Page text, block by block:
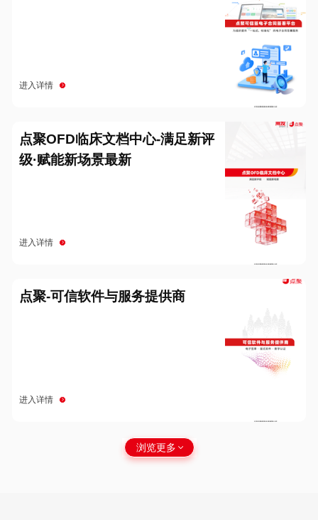
进入详情
点聚OFD临床文档中心-满足新评
级·赋能新场景最新
进入详情
点聚-可信软件与服务提供商
进入详情
浏览更多